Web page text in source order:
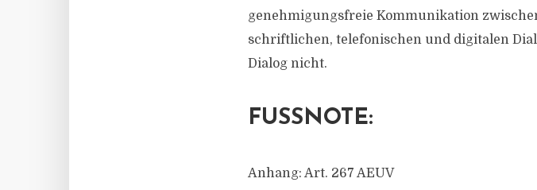
genehmigungsfreie Kommunikation
schriftlichen, telefonischen und digitalen
Dialog nicht.
FUSSNOTE:
Anhang: Art. 267 AEUV